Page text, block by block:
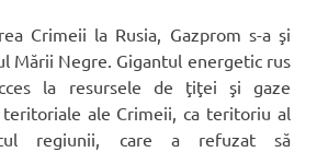
Crimeii la Rusia, Gazprom s-a şi
Mării Negre. Gigantul energetic rus
la resursele de ţiţei şi gaze
ale Crimeii, ca teritoriu al
regiunii, care a refuzat să